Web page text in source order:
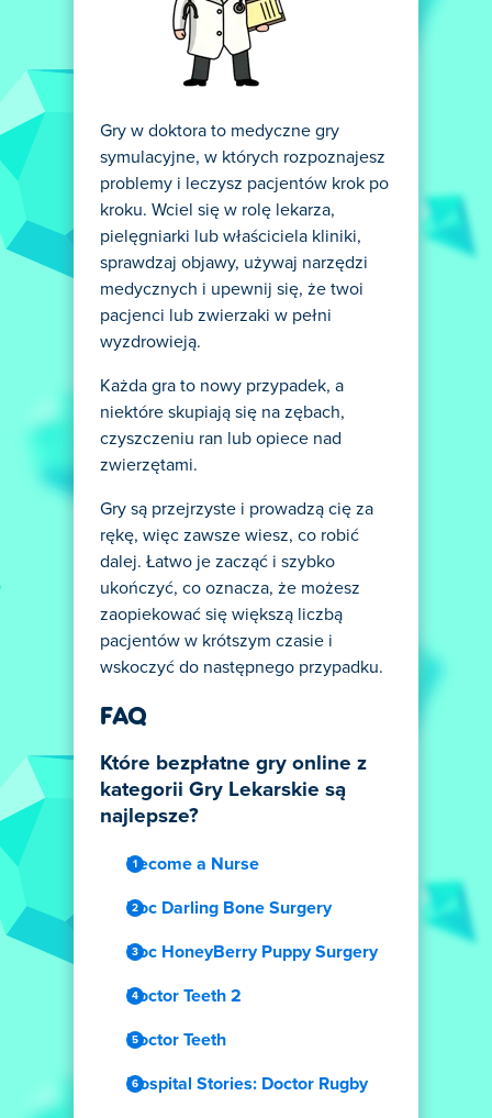
Gry w doktora to medyczne gry
symulacyjne, w których rozpoznajesz
problemy i leczysz pacjentów krok po
kroku. Wciel się w rolę lekarza,
pielęgniarki lub właściciela kliniki,
sprawdzaj objawy, używaj narzędzi
medycznych i upewnij się, że twoi
pacjenci lub zwierzaki w pełni
wyzdrowieją.
Każda gra to nowy przypadek, a
niektóre skupiają się na zębach,
czyszczeniu ran lub opiece nad
zwierzętami.
Gry są przejrzyste i prowadzą cię za
rękę, więc zawsze wiesz, co robić
dalej. Łatwo je zacząć i szybko
ukończyć, co oznacza, że możesz
zaopiekować się większą liczbą
pacjentów w krótszym czasie i
wskoczyć do następnego przypadku.
FAQ
Które bezpłatne gry online z
kategorii Gry Lekarskie są
najlepsze?
Become a Nurse
Doc Darling Bone Surgery
Doc HoneyBerry Puppy Surgery
Doctor Teeth 2
Doctor Teeth
Hospital Stories: Doctor Rugby